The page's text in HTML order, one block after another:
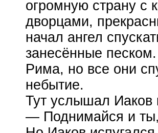
огромную страну с
дворцами,
начал ангел
занесённые
Рима, но все они
небытие.
Тут услышал Иаков
— Поднимайся и